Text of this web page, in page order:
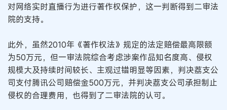
对网络实时直播行为进行著作权保护，这一判断得到二审法
院的支持。
此外，虽然2010年《著作权法》规定的法定赔偿最高限额
为50万元，但一审法院综合考虑涉案作品知名度高、侵权
规模大及持续时间较长、主观过错明显等因素，判决荔支公
司支付腾讯公司赔偿金500万元，并判决荔支公司承担制止
侵权的合理费用，也得到了二审法院的认可。